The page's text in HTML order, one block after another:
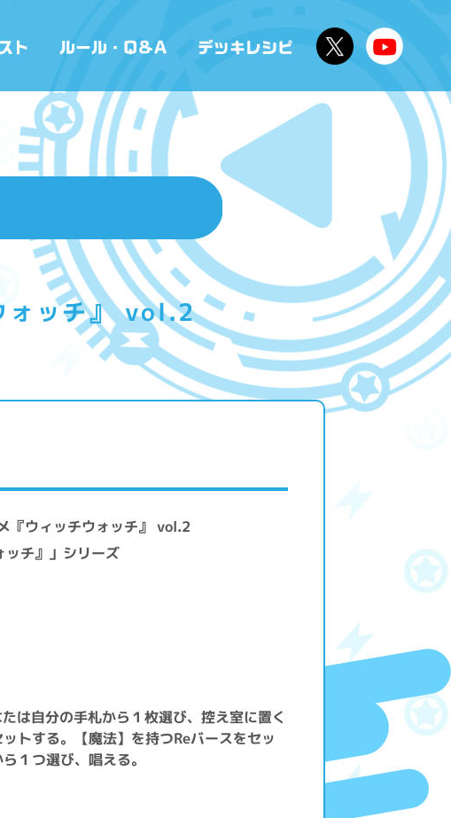
ォッチ』 vol.2
『ウィッチウォッチ』 vol.2
ッチ』」シリーズ
は自分の手札から１枚選び、控え室に置く
トする。【魔法】を持つReバースをセッ
１つ選び、唱える。